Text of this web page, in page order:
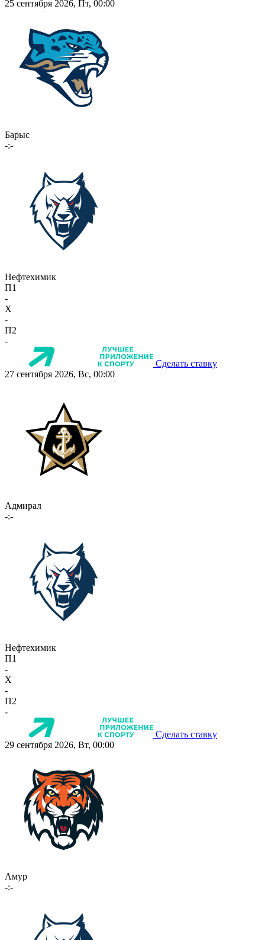
25 сентября 2026, Пт, 00:00
Барыс
-:-
Нефтехимик
П1
-
X
-
П2
-
Сделать ставку
27 сентября 2026, Вс, 00:00
Адмирал
-:-
Нефтехимик
П1
-
X
-
П2
-
Сделать ставку
29 сентября 2026, Вт, 00:00
Амур
-:-